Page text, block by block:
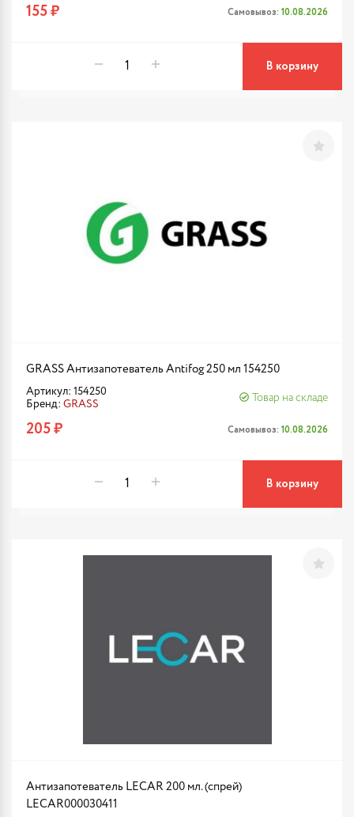
155 ₽ Самовывоз: 10.08.2026
В корзину
GRASS Антизапотеватель Antifog 250 мл 154250
Артикул: 154250
Бренд: GRASS
Товар на складе
205 ₽ Самовывоз: 10.08.2026
В корзину
Антизапотеватель LECAR 200 мл. (спрей)
LECAR000030411